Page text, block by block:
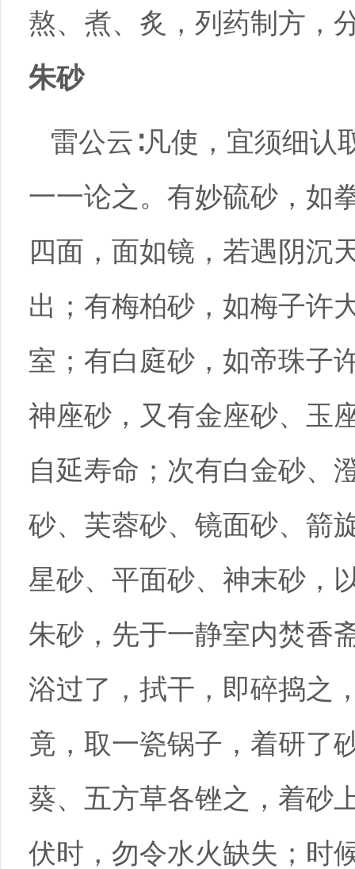
熬、煮、炙，列药制方，
朱砂
雷公云∶凡使，宜须细认
一一论之。有妙硫砂，如
四面，面如镜，若遇阴沉
出；有梅柏砂，如梅子许
室；有白庭砂，如帝珠子
神座砂，又有金座砂、玉
自延寿命；次有白金砂、
砂、芙蓉砂、镜面砂、箭
星砂、平面砂、神末砂，
朱砂，先于一静室内焚香
浴过了，拭干，即碎捣之
竟，取一瓷锅子，着研了
葵、五方草各锉之，着砂
伏时，勿令水火缺失；时